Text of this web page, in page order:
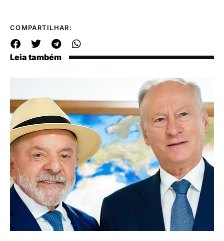
COMPARTILHAR:
Leia também